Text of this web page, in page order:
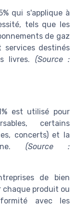
qui s'applique à
tels que les
de gaz
destinés
livres. (Source :
est utilisé pour
certains
concerts) et la
(Source :
de bien
chaque produit ou
avec les